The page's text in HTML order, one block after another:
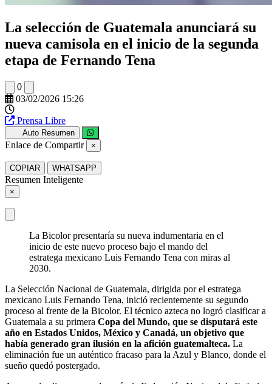
La selección de Guatemala anunciará su
nueva camisola en el inicio de la segunda
etapa de Fernando Tena
0
03/02/2026 15:26
Prensa Libre
Auto Resumen
Enlace de Compartir ×
COPIAR WHATSAPP
Resumen Inteligente
×
La Bicolor presentaría su nueva indumentaria en el
inicio de este nuevo proceso bajo el mando del
estratega mexicano Luis Fernando Tena con miras al
2030.
La Selección Nacional de Guatemala, dirigida por el estratega
mexicano Luis Fernando Tena, inició recientemente su segundo
proceso al frente de la Bicolor. El técnico azteca no logró clasificar a
Guatemala a su primera Copa del Mundo, que se disputará este
año en Estados Unidos, México y Canadá, un objetivo que
había generado gran ilusión en la afición guatemalteca. La
eliminación fue un auténtico fracaso para la Azul y Blanco, donde el
sueño quedó postergado.